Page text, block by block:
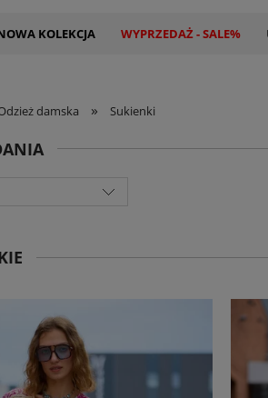
KOLEKCJA WYPRZEDAŻ - SALE%
damska » Sukienki